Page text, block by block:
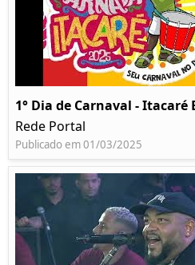
1° Dia de Carnaval - Itacaré
Rede Portal
Publicado em 01/03/2025